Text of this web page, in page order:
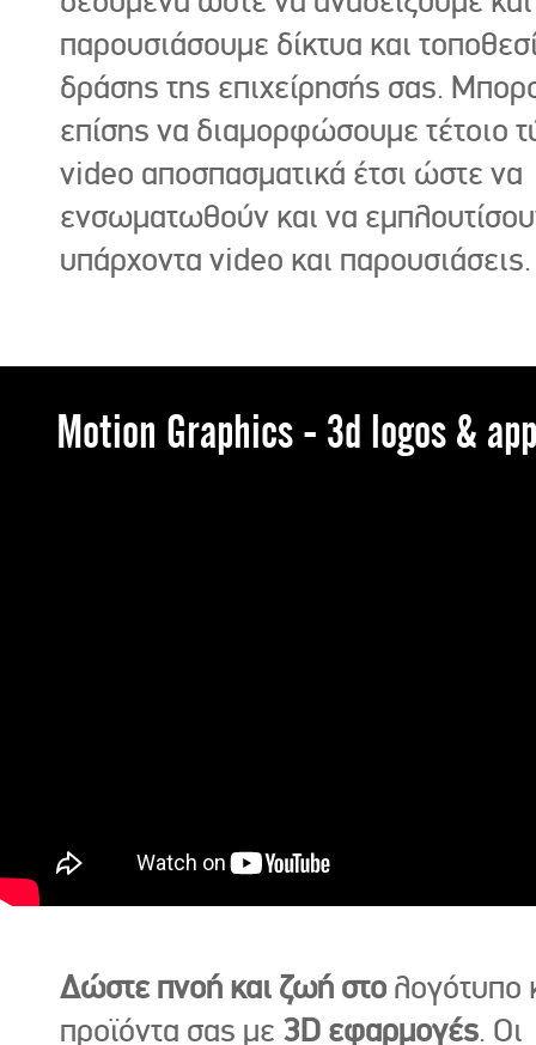
παρουσιάσουμε δίκτυα και
δράσης της επιχείρησής σας.
επίσης να διαμορφώσουμε τέτοιο
video αποσπασματικά έτσι ώστε να
ενσωματωθούν και να
υπάρχοντα video και παρουσιάσεις.
Motion Graphics - 3d logos &
Δώστε πνοή και ζωή στο λογότυπο
προϊόντα σας με 3D εφαρμογές. Οι